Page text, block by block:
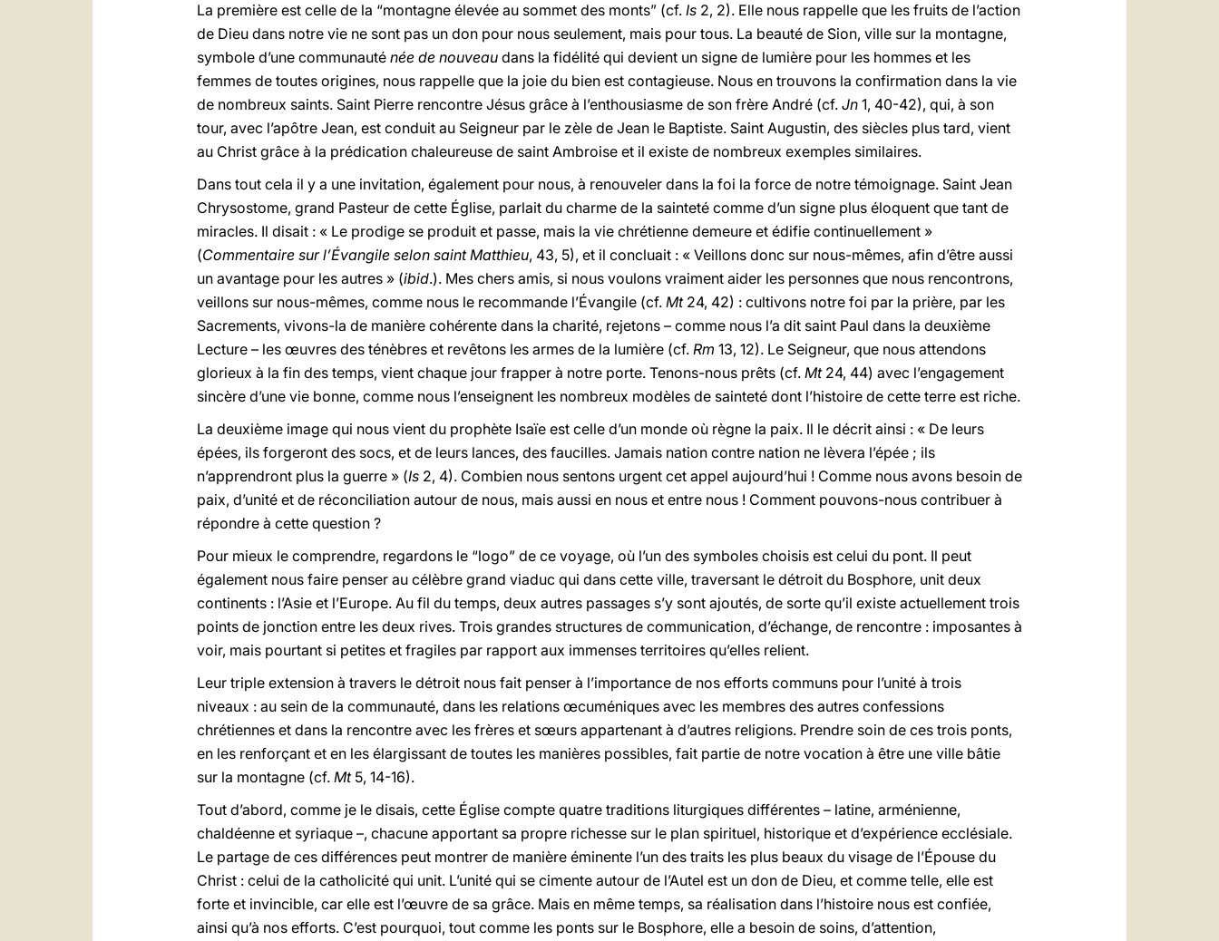
La première est celle de la “montagne élevée au sommet des monts” (cf. Is 2, 2). Elle nous rappelle que les fruits de l’action
de Dieu dans notre vie ne sont pas un don pour nous seulement, mais pour tous. La beauté de Sion, ville sur la montagne,
symbole d’une communauté née de nouveau dans la fidélité qui devient un signe de lumière pour les hommes et les
femmes de toutes origines, nous rappelle que la joie du bien est contagieuse. Nous en trouvons la confirmation dans la vie
de nombreux saints. Saint Pierre rencontre Jésus grâce à l’enthousiasme de son frère André (cf. Jn 1, 40-42), qui, à son
tour, avec l’apôtre Jean, est conduit au Seigneur par le zèle de Jean le Baptiste. Saint Augustin, des siècles plus tard, vient
au Christ grâce à la prédication chaleureuse de saint Ambroise et il existe de nombreux exemples similaires.
Dans tout cela il y a une invitation, également pour nous, à renouveler dans la foi la force de notre témoignage. Saint Jean
Chrysostome, grand Pasteur de cette Église, parlait du charme de la sainteté comme d’un signe plus éloquent que tant de
miracles. Il disait : « Le prodige se produit et passe, mais la vie chrétienne demeure et édifie continuellement »
(Commentaire sur l’Évangile selon saint Matthieu, 43, 5), et il concluait : « Veillons donc sur nous-mêmes, afin d’être aussi
un avantage pour les autres » (ibid.). Mes chers amis, si nous voulons vraiment aider les personnes que nous rencontrons,
veillons sur nous-mêmes, comme nous le recommande l’Évangile (cf. Mt24, 42) : cultivons notre foi par la prière, par les
Sacrements, vivons-la de manière cohérente dans la charité, rejetons – comme nous l’a dit saint Paul dans la deuxième
Lecture – les œuvres des ténèbres et revêtons les armes de la lumière (cf. Rm 13, 12). Le Seigneur, que nous attendons
glorieux à la fin des temps, vient chaque jour frapper à notre porte. Tenons-nous prêts (cf. Mt24, 44) avec l’engagement
sincère d’une vie bonne, comme nous l’enseignent les nombreux modèles de sainteté dont l’histoire de cette terre est riche.
La deuxième image qui nous vient du prophète Isaïe est celle d’un monde où règne la paix. Il le décrit ainsi : « De leurs
épées, ils forgeront des socs, et de leurs lances, des faucilles. Jamais nation contre nation ne lèvera l’épée ; ils
n’apprendront plus la guerre » (Is 2, 4). Combien nous sentons urgent cet appel aujourd’hui ! Comme nous avons besoin de
paix, d’unité et de réconciliation autour de nous, mais aussi en nous et entre nous ! Comment pouvons-nous contribuer à
répondre à cette question ?
Pour mieux le comprendre, regardons le “logo” de ce voyage, où l’un des symboles choisis est celui du pont. Il peut
également nous faire penser au célèbre grand viaduc qui dans cette ville, traversant le détroit du Bosphore, unit deux
continents : l’Asie et l’Europe. Au fil du temps, deux autres passages s’y sont ajoutés, de sorte qu’il existe actuellement trois
points de jonction entre les deux rives. Trois grandes structures de communication, d’échange, de rencontre : imposantes à
voir, mais pourtant si petites et fragiles par rapport aux immenses territoires qu’elles relient.
Leur triple extension à travers le détroit nous fait penser à l’importance de nos efforts communs pour l’unité à trois
niveaux : au sein de la communauté, dans les relations œcuméniques avec les membres des autres confessions
chrétiennes et dans la rencontre avec les frères et sœurs appartenant à d’autres religions. Prendre soin de ces trois ponts,
en les renforçant et en les élargissant de toutes les manières possibles, fait partie de notre vocation à être une ville bâtie
sur la montagne (cf. Mt5, 14-16).
Tout d’abord, comme je le disais, cette Église compte quatre traditions liturgiques différentes – latine, arménienne,
chaldéenne et syriaque –, chacune apportant sa propre richesse sur le plan spirituel, historique et d’expérience ecclésiale.
Le partage de ces différences peut montrer de manière éminente l’un des traits les plus beaux du visage de l’Épouse du
Christ : celui de la catholicité qui unit. L’unité qui se cimente autour de l’Autel est un don de Dieu, et comme telle, elle est
forte et invincible, car elle est l’œuvre de sa grâce. Mais en même temps, sa réalisation dans l’histoire nous est confiée,
ainsi qu’à nos efforts. C’est pourquoi, tout comme les ponts sur le Bosphore, elle a besoin de soins, d’attention,